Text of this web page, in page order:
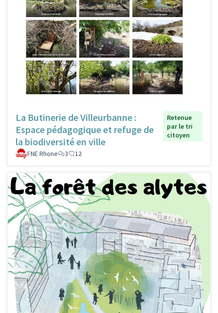
La Butinerie de Villeurbanne :
Espace pédagogique et refuge de
la biodiversité en ville
Retenue
par le tri
citoyen
FNE Rhone 3 12